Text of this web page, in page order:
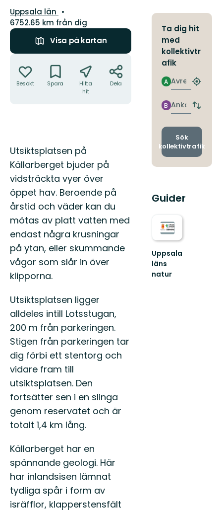
Län:
Uppsala län
6752.65 km från dig
Visa på kartan
Besökt Spara
Hitta
hit
Dela
Beskrivning
Utsiktsplatsen på
Källarberget bjuder på
vidsträckta vyer över
öppet hav. Beroende på
årstid och väder kan du
mötas av platt vatten med
endast några krusningar
på ytan, eller skummande
vågor som slår in över
klipporna.
Utsiktsplatsen ligger
alldeles intill Lotsstugan,
200 m från parkeringen.
Stigen från parkeringen tar
dig förbi ett stentorg och
vidare fram till
utsiktsplatsen. Den
fortsätter sen i en slinga
genom reservatet och är
totalt 1,4 km lång.
Källarberget har en
spännande geologi. Här
har inlandsisen lämnat
tydliga spår i form av
isräfflor, klapperstensfält
Ta dig hit
med
kollektivtr
afik
Avresa
A
Hitta
Ankomst
B
Byt
och
Sök
kollektivtrafik
Guider
Uppsala
läns
natur